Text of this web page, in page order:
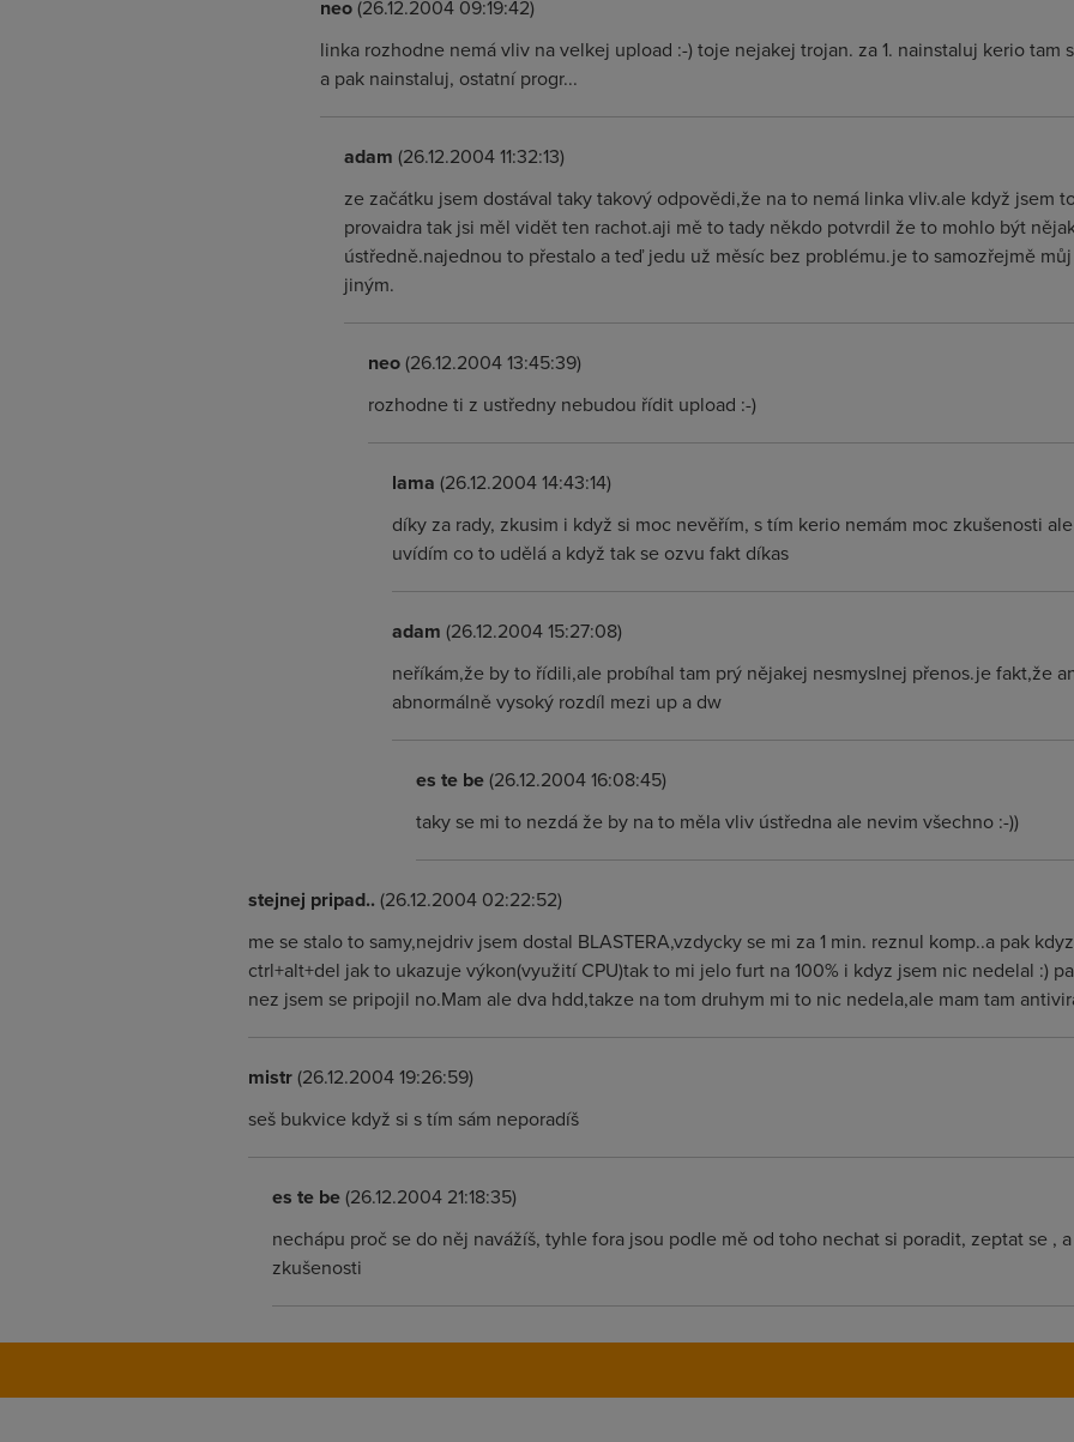
neo(26.12.2004 09:19:42)
linka rozhodne nemá vliv na velkej upload :-) toje nejakej trojan. za 1. nainstaluj kerio
a pak nainstaluj, ostatní progr...
adam (26.12.2004 11:32:13)
ze začátku jsem dostával taky takový odpovědi,že na to nemá linka vliv.ale když jsem
provaidra tak jsi měl vidět ten rachot.aji mě to tady někdo potvrdil že to mohlo být
ústředně.najednou to přestalo a teď jedu už měsíc bez problému.je to samozřejmě
jiným.
neo(26.12.2004 13:45:39)
rozhodne ti z ustředny nebudou řídit upload :-)
lama (26.12.2004 14:43:14)
díky za rady, zkusim i když si moc nevěřím, s tím kerio nemám moc zkušenosti
uvídím co to udělá a když tak se ozvu fakt díkas
adam (26.12.2004 15:27:08)
neříkám,že by to řídili,ale probíhal tam prý nějakej nesmyslnej přenos.je fakt,že
abnormálně vysoký rozdíl mezi up a dw
es te be(26.12.2004 16:08:45)
taky se mi to nezdá že by na to měla vliv ústředna ale nevim všechno :-))
stejnej pripad.. (26.12.2004 02:22:52)
me se stalo to samy,nejdriv jsem dostal BLASTERA,vzdycky se mi za 1 min. reznul komp..a pak
ctrl+alt+del jak to ukazuje výkon(využití CPU)tak to mi jelo furt na 100% i kdyz jsem nic nedelal :)
nez jsem se pripojil no.Mam ale dva hdd,takze na tom druhym mi to nic nedela,ale mam tam
mistr(26.12.2004 19:26:59)
seš bukvice když si s tím sám neporadíš
es te be(26.12.2004 21:18:35)
nechápu proč se do něj navážíš, tyhle fora jsou podle mě od toho nechat si poradit, zeptat se ,
zkušenosti